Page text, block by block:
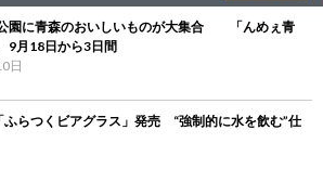
園に青森のおいしいものが大集合 「んめぇ青
9月18日から3日間
日
ふらつくビアグラス」発売 “強制的に水を飲む”仕